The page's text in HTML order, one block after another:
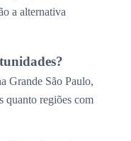
a alternativa
Grande São Paulo,
quanto regiões com